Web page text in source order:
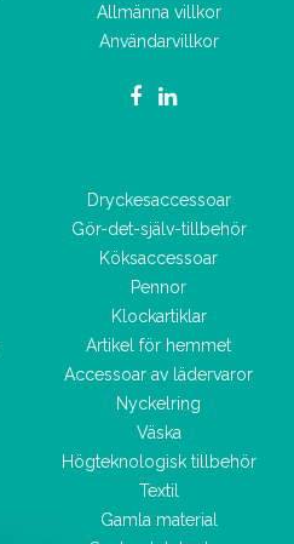
Allmänna villkor
Användarvillkor
Dryckesaccessoar
Gör-det-själv-tillbehör
Köksaccessoar
Pennor
Klockartiklar
Artikel för hemmet
Accessoar av lädervaror
Nyckelring
Väska
Högteknologisk tillbehör
Textil
Gamla material